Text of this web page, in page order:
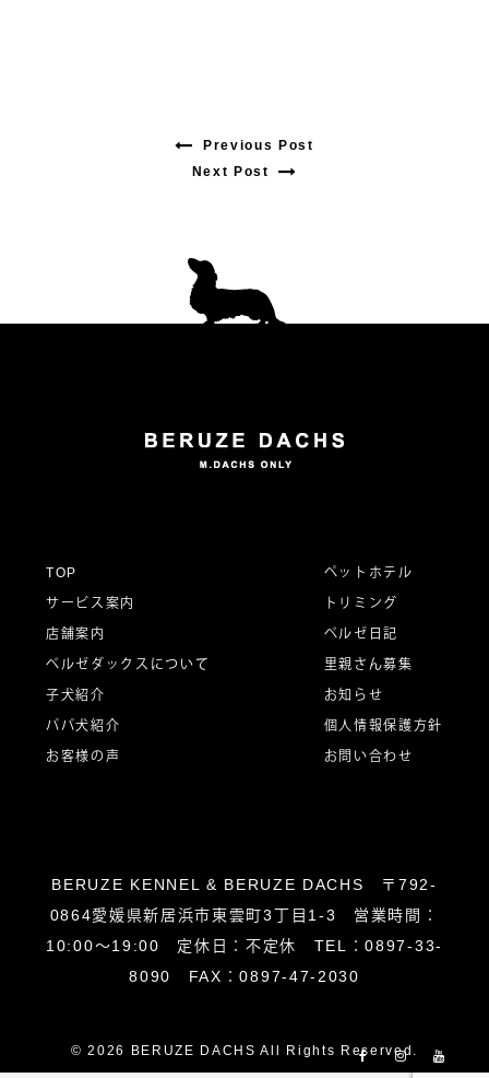
ー
シ
ョ
Previous Post
Next Post
TOP
サービス案内
店舗案内
ベルゼダックスについて
子犬紹介
パパ犬紹介
お客様の声
ペットホテル
トリミング
ベルゼ日記
里親さん募集
お知らせ
個人情報保護方針
お問い合わせ
BERUZE KENNEL & BERUZE DACHS 〒792-
0864愛媛県新居浜市東雲町3丁目1-3 営業時間：
10:00～19:00 定休日：不定休 TEL：0897-33-
8090 FAX：0897-47-2030
© 2026 BERUZE DACHS All Rights Reserved.
FacebookInstagram